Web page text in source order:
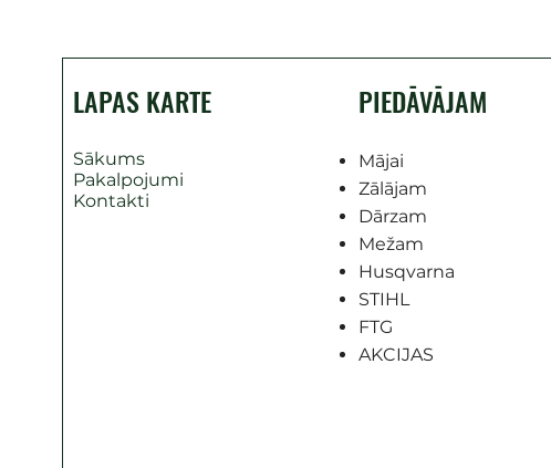
LAPAS KARTE
Sākums
Pakalpojumi
Kontakti
PIEDĀVĀJAM
Mājai
Zālājam
Dārzam
Mežam
Husqvarna
STIHL
FTG
AKCIJAS